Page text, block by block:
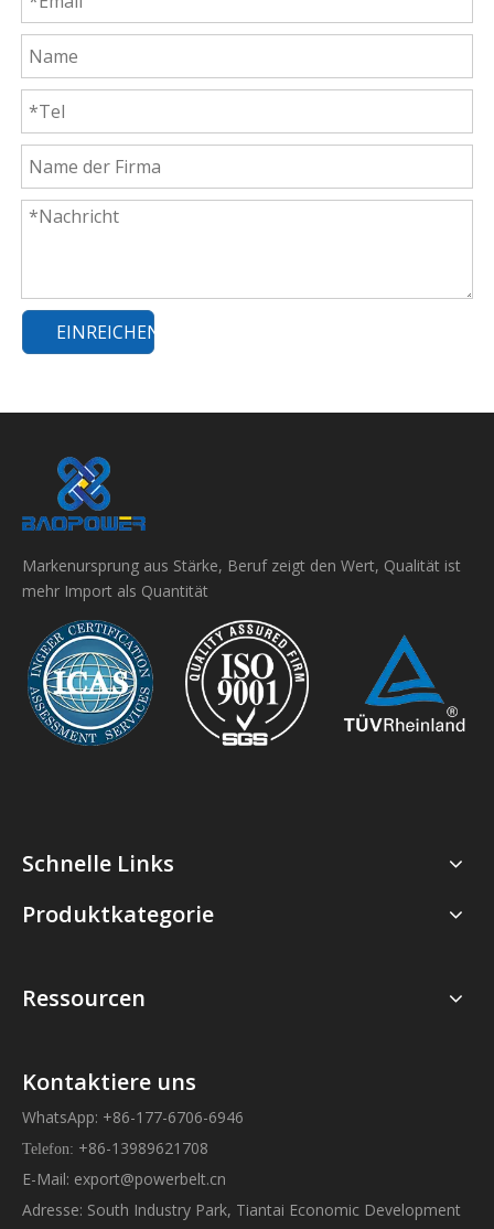
EINREICHEN
Markenursprung aus Stärke, Beruf zeigt den Wert, Qualität ist
mehr Import als Quantität
Schnelle Links
Produktkategorie
Ressourcen
Kontaktiere uns
WhatsApp: +86-177-6706-6946
Telefon: +86-13989621708
E-Mail: export@powerbelt.cn
Adresse: South Industry Park, Tiantai Economic Development